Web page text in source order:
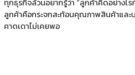
ทุกธุรกิจล้วนอยากรู้ว่า “ลูกค้าคิดอย่างไร
ลูกค้าคือกระจกสะท้อนคุณภาพสินค้าและ
คาดเดาไม่เคยพอ